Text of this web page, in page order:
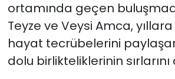
ortamında geçen
Teyze ve Veysi Amca,
hayat tecrübelerini
dolu birlikteliklerinin sırlarını